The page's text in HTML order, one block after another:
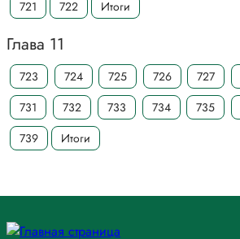
721
722 Итоги
Глава 11
723 724 725 726 727
731
732 733 734 735
739
Итоги